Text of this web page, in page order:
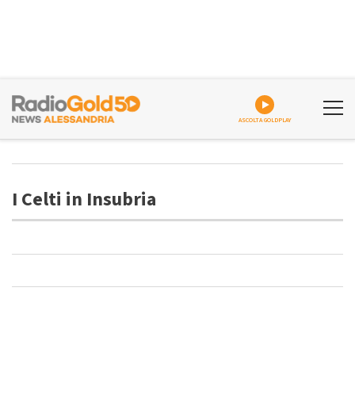
ASCOLTA GOLDPLAY
I Celti in Insubria